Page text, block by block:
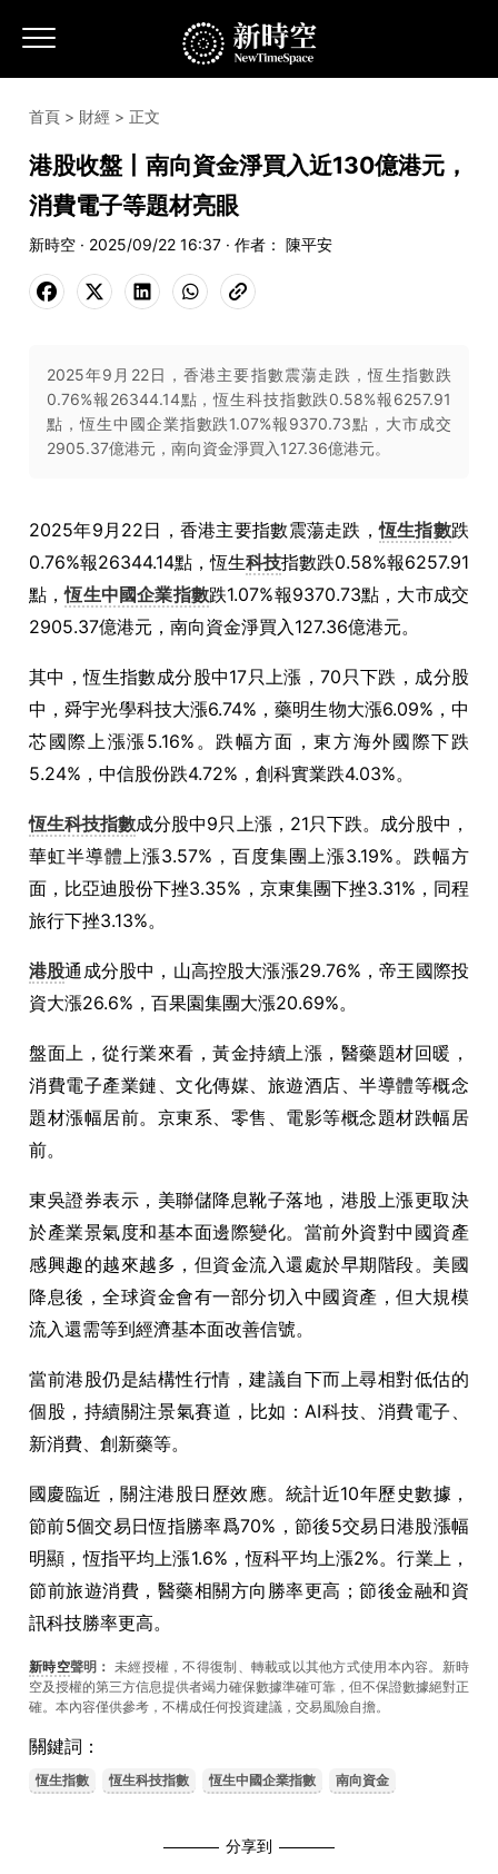
首頁 > 財經 > 正文
港股收盤丨南向資金淨買入近130億港元，
消費電子等題材亮眼
新時空 · 2025/09/22 16:37 · 作者： 陳平安
2025年9月22日，香港主要指數震蕩走跌，恆生指數跌
0.76%報26344.14點，恆生科技指數跌0.58%報6257.91
點，恆生中國企業指數跌1.07%報9370.73點，大市成交
2905.37億港元，南向資金淨買入127.36億港元。
2025年9月22日，香港主要指數震蕩走跌，恆生指數跌
0.76%報26344.14點，恆生科技指數跌0.58%報6257.91
點，恆生中國企業指數跌1.07%報9370.73點，大市成交
2905.37億港元，南向資金淨買入127.36億港元。
其中，恆生指數成分股中17只上漲，70只下跌，成分股
中，舜宇光學科技大漲6.74%，藥明生物大漲6.09%，中
芯國際上漲漲5.16%。跌幅方面，東方海外國際下跌
5.24%，中信股份跌4.72%，創科實業跌4.03%。
恆生科技指數成分股中9只上漲，21只下跌。成分股中，
華虹半導體上漲3.57%，百度集團上漲3.19%。跌幅方
面，比亞迪股份下挫3.35%，京東集團下挫3.31%，同程
旅行下挫3.13%。
港股通成分股中，山高控股大漲漲29.76%，帝王國際投
資大漲26.6%，百果園集團大漲20.69%。
盤面上，從行業來看，黃金持續上漲，醫藥題材回暖，
消費電子產業鏈、文化傳媒、旅遊酒店、半導體等概念
題材漲幅居前。京東系、零售、電影等概念題材跌幅居
前。
東吳證券表示，美聯儲降息靴子落地，港股上漲更取決
於產業景氣度和基本面邊際變化。當前外資對中國資產
感興趣的越來越多，但資金流入還處於早期階段。美國
降息後，全球資金會有一部分切入中國資產，但大規模
流入還需等到經濟基本面改善信號。
當前港股仍是結構性行情，建議自下而上尋相對低估的
個股，持續關注景氣賽道，比如：AI科技、消費電子、
新消費、創新藥等。
國慶臨近，關注港股日歷效應。統計近10年歷史數據，
節前5個交易日恆指勝率爲70%，節後5交易日港股漲幅
明顯，恆指平均上漲1.6%，恆科平均上漲2%。行業上，
節前旅遊消費，醫藥相關方向勝率更高；節後金融和資
訊科技勝率更高。
新時空聲明： 未經授權，不得復制、轉載或以其他方式使用本內容。新時
空及授權的第三方信息提供者竭力確保數據準確可靠，但不保證數據絕對正
確。本內容僅供參考，不構成任何投資建議，交易風險自擔。
關鍵詞：
恆生指數 恆生科技指數 恆生中國企業指數 南向資金
分享到